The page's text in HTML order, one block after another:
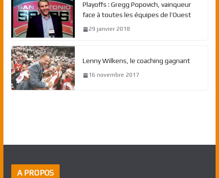
Playoffs : Gregg Popovich, vainqueur
face à toutes les équipes de l’Ouest
29 janvier 2018
Lenny Wilkens, le coaching gagnant
16 novembre 2017
A PROPOS